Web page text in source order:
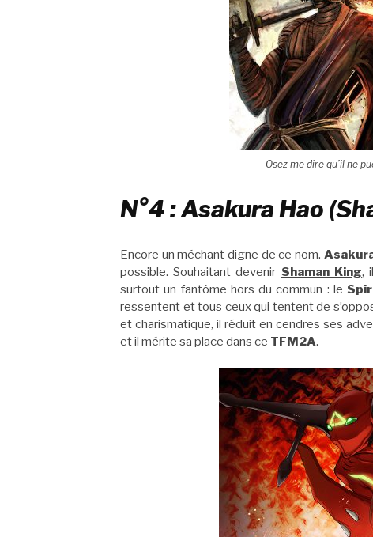
Osez me dire qu’il ne
N°4 : Asakura Hao
Encore un méchant digne de ce nom.
possible. Souhaitant devenir Shaman King,
surtout un fantôme hors du commun : le
ressentent et tous ceux qui tentent de
et charismatique, il réduit en cendres ses
et il mérite sa place dans ce TFM2A.